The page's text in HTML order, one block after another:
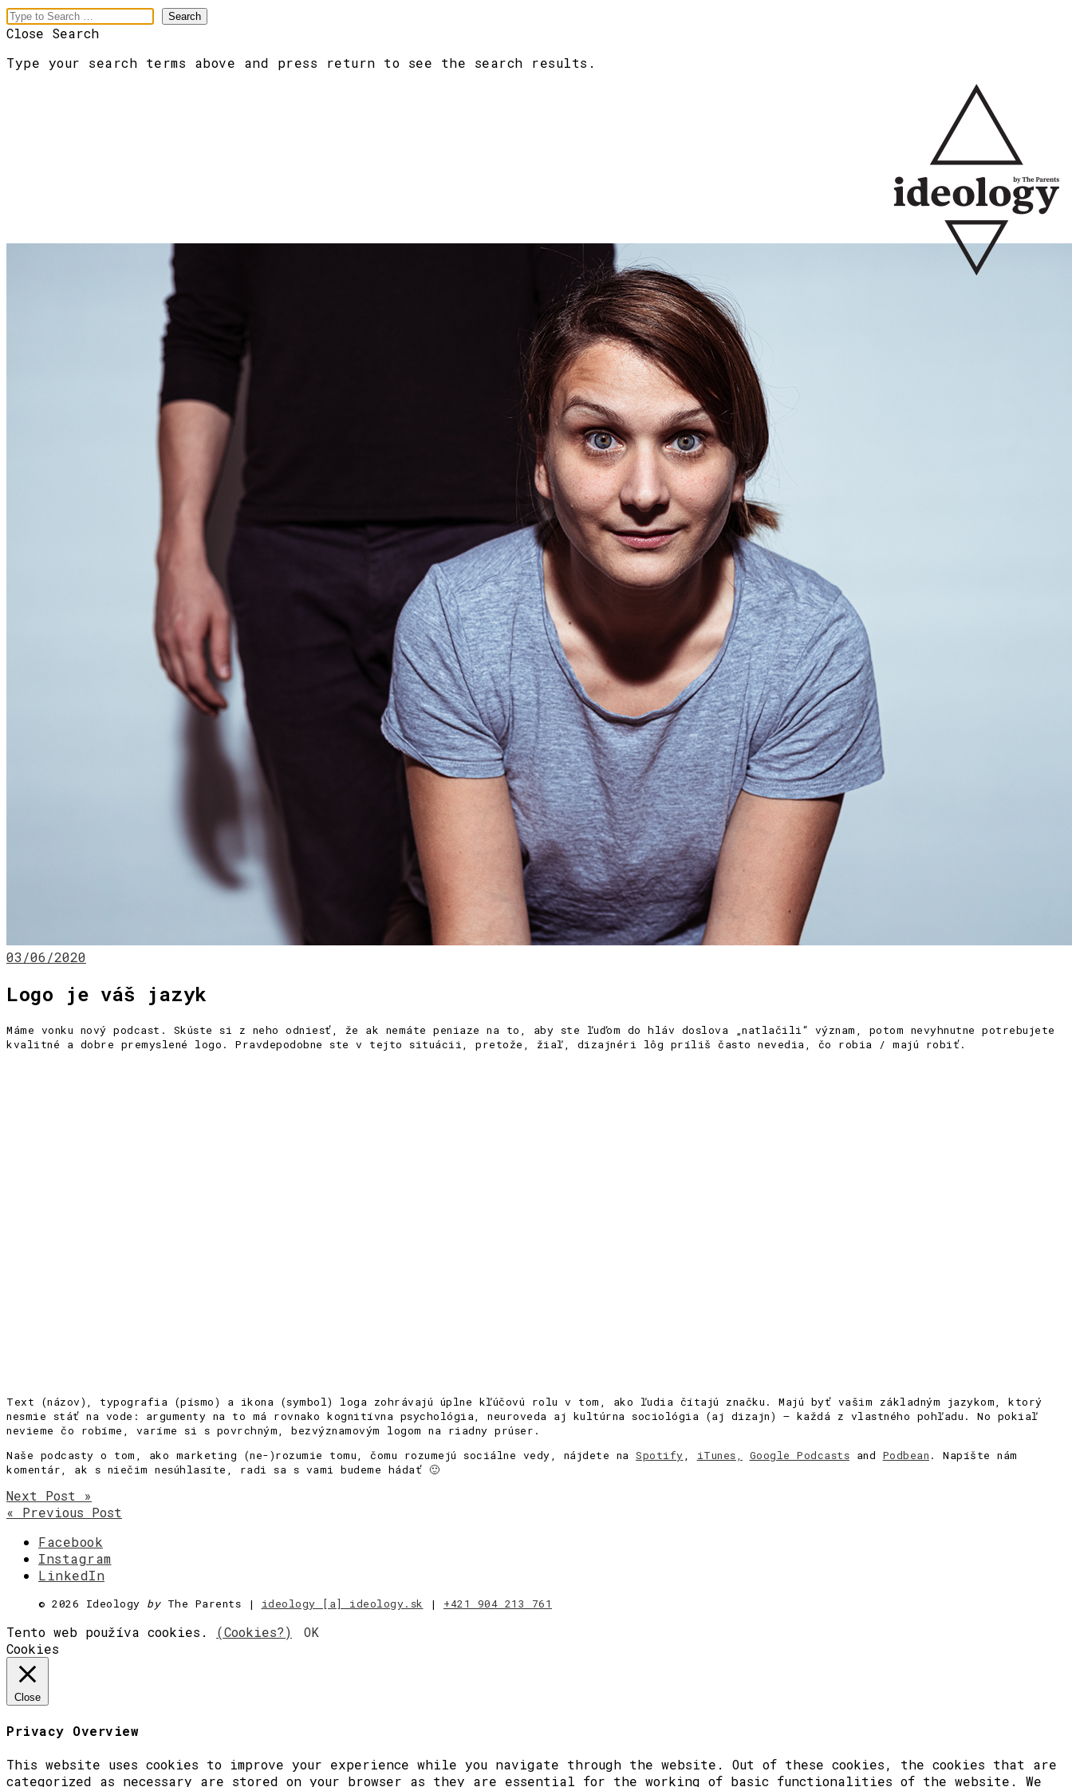
Close Search
Type your search terms above and press return to see the search results.
branding
03/06/2020
Logo je váš jazyk
Máme vonku nový podcast. Skúste si z neho odniesť, že ak nemáte peniaze na to, aby ste ľuďom do hláv doslova „natlačili“ význam, potom nevyhnutne potrebujete
kvalitné a dobre premyslené logo. Pravdepodobne ste v tejto situácii, pretože, žiaľ, dizajnéri lôg príliš často nevedia, čo robia / majú robiť.
Text (názov), typografia (písmo) a ikona (symbol) loga zohrávajú úplne kľúčovú rolu v tom, ako ľudia čítajú značku. Majú byť vašim základným jazykom, ktorý
nesmie stáť na vode: argumenty na to má rovnako kognitívna psychológia, neuroveda aj kultúrna sociológia (aj dizajn) – každá z vlastného pohľadu. No pokiaľ
nevieme čo robíme, varíme si s povrchným, bezvýznamovým logom na riadny prúser.
Naše podcasty o tom, ako marketing (ne-)rozumie tomu, čomu rozumejú sociálne vedy, nájdete na Spotify, iTunes, Google Podcasts and Podbean . Napíšte nám
komentár, ak s niečim nesúhlasíte, radi sa s vami budeme hádať 🙂
Next Post »
« Previous Post
Facebook
Instagram
LinkedIn
© 2026 Ideology byThe Parents | ideology [a] ideology.sk | +421 904 213 761
Tento web používa cookies. (Cookies?)
OK
Cookies
Close
Privacy Overview
This website uses cookies to improve your experience while you navigate through the website. Out of these cookies, the cookies that are
categorized as necessary are stored on your browser as they are essential for the working of basic functionalities of the website. We